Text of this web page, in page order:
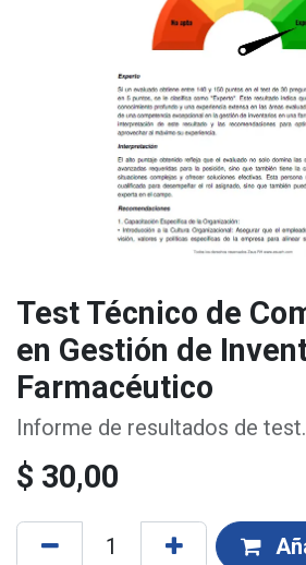
Test Técnico de
en Gestión de
Farmacéutico
Informe de resultados de test.
$ 30,00